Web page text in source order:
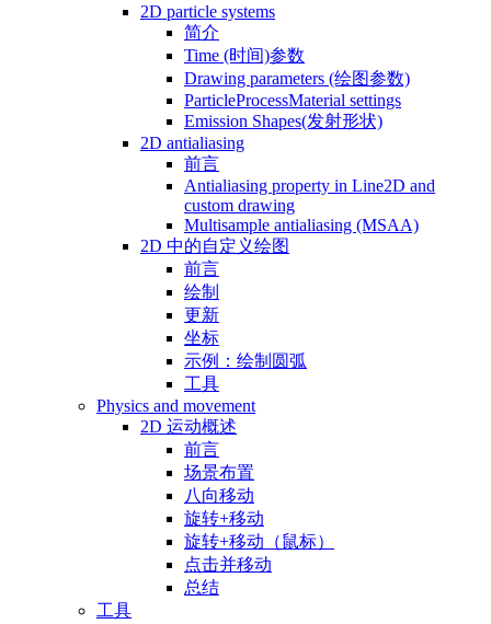
2D particle systems
简介
Time (时间)参数
Drawing parameters (绘图参数)
ParticleProcessMaterial settings
Emission Shapes(发射形状)
2D antialiasing
前言
Antialiasing property in Line2D and
custom drawing
Multisample antialiasing (MSAA)
2D 中的自定义绘图
前言
绘制
更新
坐标
示例：绘制圆弧
工具
Physics and movement
2D 运动概述
前言
场景布置
八向移动
旋转+移动
旋转+移动（鼠标）
点击并移动
总结
工具